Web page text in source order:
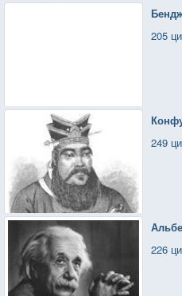
205
249
226